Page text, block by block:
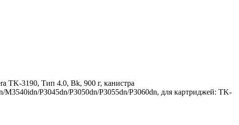
TK-3190, Тип 4.0, Bk, 900 г, канистра
M3540idn/P3045dn/P3050dn/P3055dn/P3060dn, для картриджей: TK-